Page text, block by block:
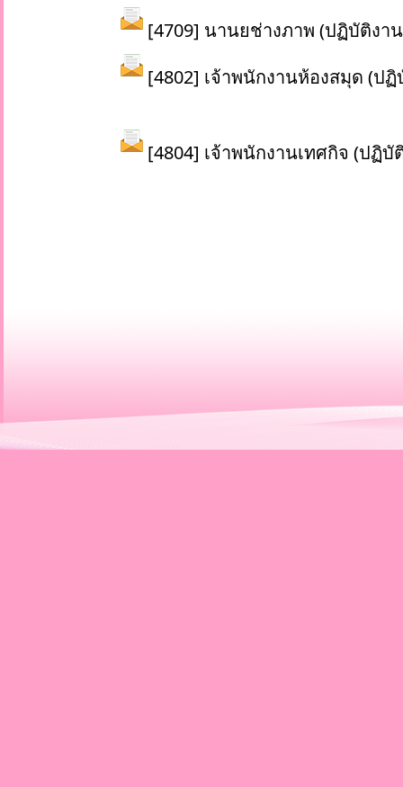
[4709] นานยช่างภาพ (ปฏิบัติงา
[4802] เจ้าพนักงานห้องสมุด (ป
[4804] เจ้าพนักงานเทศกิจ (ปฏิบั